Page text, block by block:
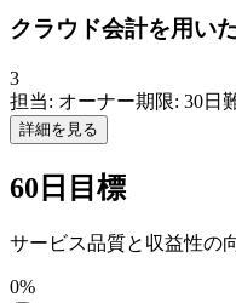
クラウド会計を用い
3
担当: オーナー期限: 30日
詳細を見る
60日目標
サービス品質と収益性の
0%